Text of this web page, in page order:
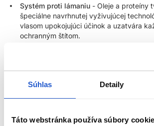
Súhlas Detaily
Táto webstránka používa súbory
Systém proti lámaniu - Oleje a proteíny
špeciálne navrhnutej vyživujúcej
vlasom upokojujúci účinok a uzatvára
ochranným štítom.
- Extra
posilňujúceho quinoa proteínu dodáva
spektrum esenciálnych aminokyselín
regeneráciu.